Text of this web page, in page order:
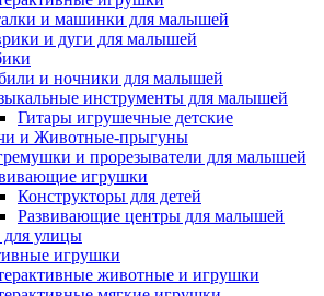
и машинки для малышей
и дуги для малышей
и ночники для малышей
инструменты для малышей
Гитары игрушечные детские
и Животные-прыгуны
и прорезыватели для малышей
игрушки
Конструкторы для детей
Развивающие центры для малышей
улицы
игрушки
животные и игрушки